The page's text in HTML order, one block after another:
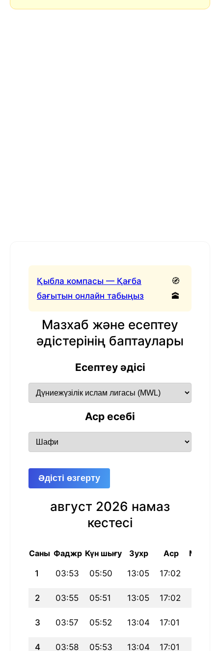
Қыбла компасы — Қағба
бағытын онлайн табыңыз
🧭
🕋
Мазхаб және есептеу
әдістерінің баптаулары
Есептеу әдісі
Аср есебі
Әдісті өзгерту
август 2026 намаз
кестесі
Саны Фаджр Күн шығу Зухр Аср Магриб
1 03:53 05:50 13:05 17:02
2 03:55 05:51 13:05 17:02
3 03:57 05:52 13:04 17:01
4 03:58 05:53 13:04 17:01